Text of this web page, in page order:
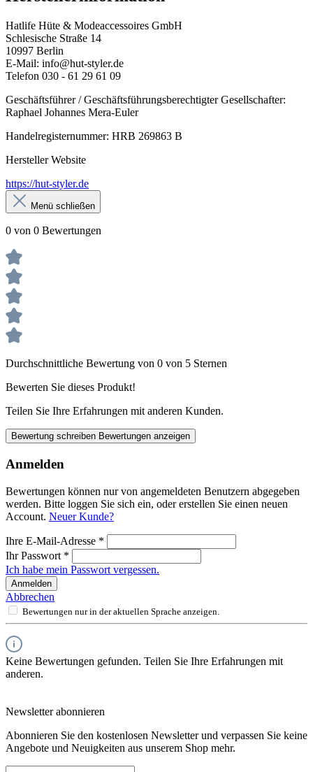
Hatlife Hüte & Modeaccessoires GmbH
Schlesische Straße 14
10997 Berlin
E-Mail: info@hut-styler.de
Telefon 030 - 61 29 61 09
Geschäftsführer / Geschäftsführungsberechtigter Gesellschafter:
Raphael Johannes Mera-Euler
Handelregisternummer: HRB 269863 B
Hersteller Website
https://hut-styler.de
Menü schließen
0 von 0 Bewertungen
Durchschnittliche Bewertung von 0 von 5 Sternen
Bewerten Sie dieses Produkt!
Teilen Sie Ihre Erfahrungen mit anderen Kunden.
Bewertung schreiben Bewertungen anzeigen
Anmelden
Bewertungen können nur von angemeldeten Benutzern abgegeben
werden. Bitte loggen Sie sich ein, oder erstellen Sie einen neuen
Account. Neuer Kunde?
Ihre E-Mail-Adresse *
Ihr Passwort *
Ich habe mein Passwort vergessen.
Anmelden
Abbrechen
Bewertungen nur in der aktuellen Sprache anzeigen.
Keine Bewertungen gefunden. Teilen Sie Ihre Erfahrungen mit
anderen.
Newsletter abonnieren
Abonnieren Sie den kostenlosen Newsletter und verpassen Sie keine
Angebote und Neuigkeiten aus unserem Shop mehr.